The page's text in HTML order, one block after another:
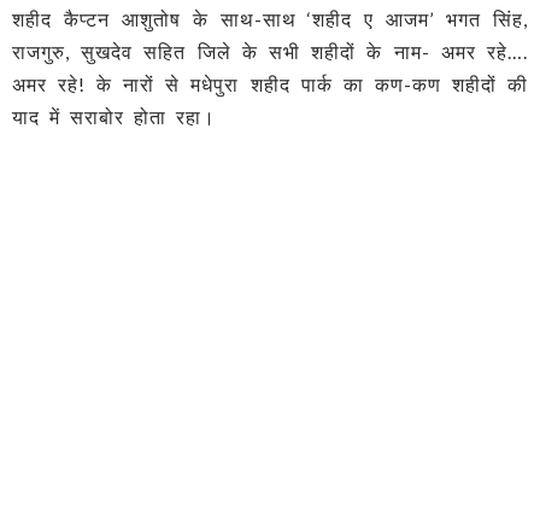
शहीद कैप्टन आशुतोष के साथ-साथ ‘शहीद ए आजम’ भगत सिंह,
राजगुरु, सुखदेव सहित जिले के सभी शहीदों के नाम- अमर रहे….
अमर रहे! के नारों से मधेपुरा शहीद पार्क का कण-कण शहीदों की
याद में सराबोर होता रहा।